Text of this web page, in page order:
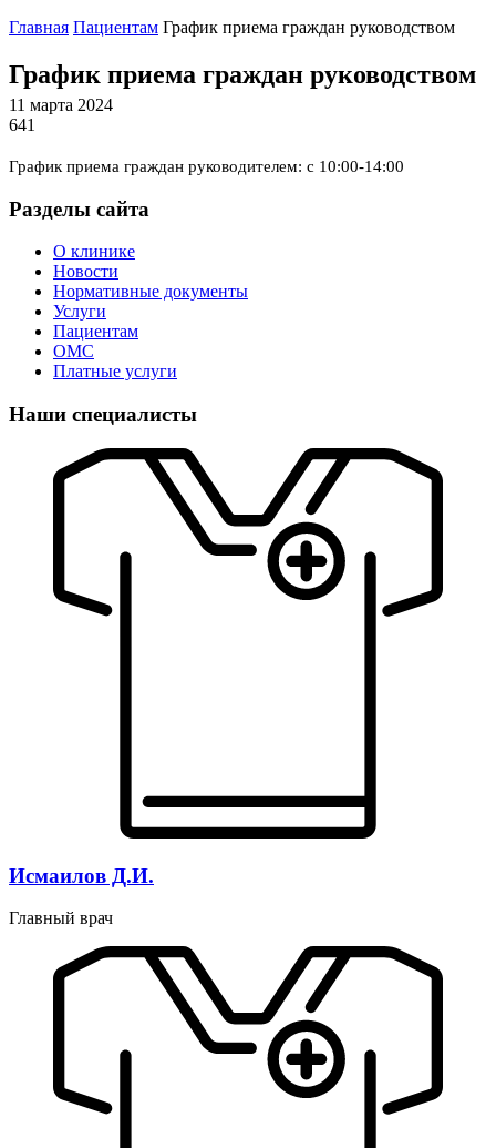
Главная Пациентам График приема граждан руководством
График приема граждан руководством
11 марта 2024
641
График приема граждан руководителем: с 10:00-14:00
Разделы сайта
О клинике
Новости
Нормативные документы
Услуги
Пациентам
ОМС
Платные услуги
Наши специалисты
Исмаилов Д.И.
Главный врач